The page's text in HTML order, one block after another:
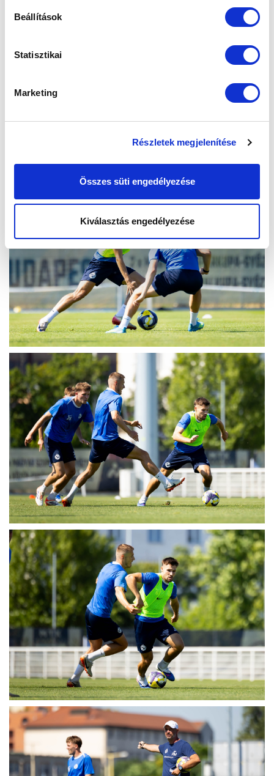
Beállítások
Statisztikai
Marketing
Részletek megjelenítése
Összes süti engedélyezése
Kiválasztás engedélyezése